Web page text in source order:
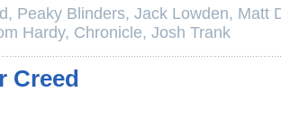
, Peaky Blinders, Jack Lowden, Matt
Hardy, Chronicle, Josh Trank
Creed